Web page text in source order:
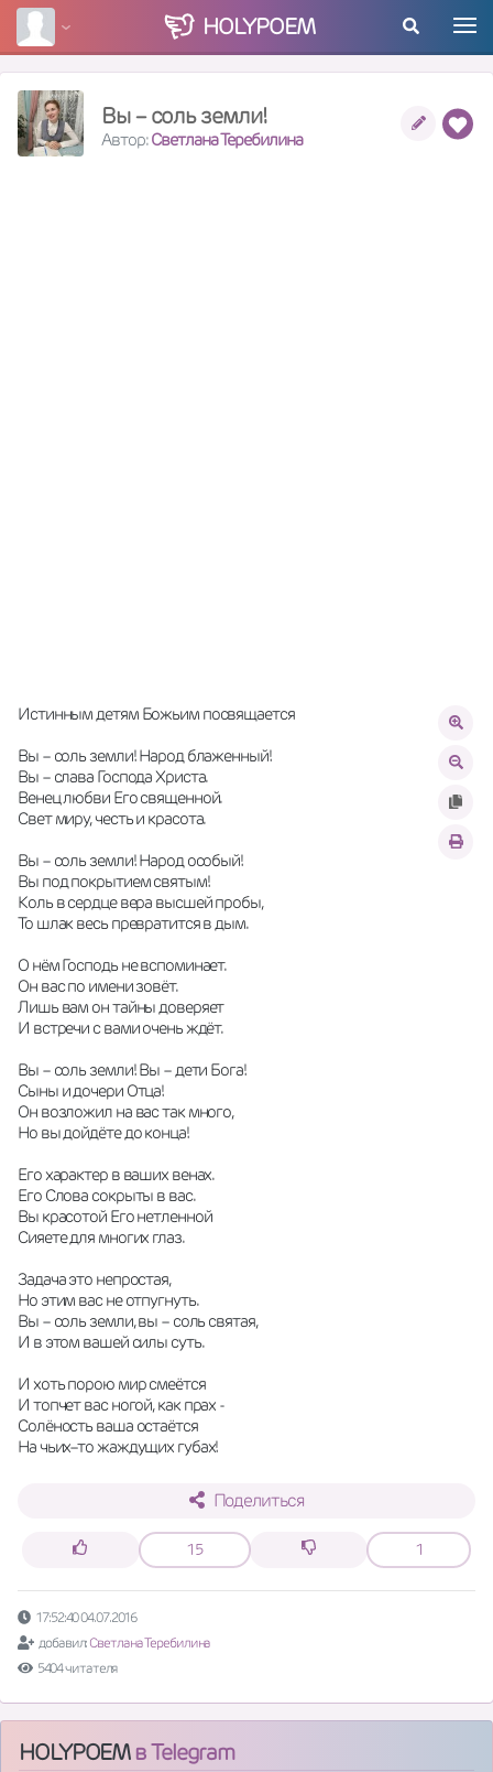
HOLYPOEM
Вы – соль земли!
Автор:Светлана Теребилина
Истинным детям Божьим посвящается
Вы – соль земли! Народ блаженный!
Вы – слава Господа Христа.
Венец любви Его священной.
Свет миру, честь и красота.
Вы – соль земли! Народ особый!
Вы под покрытием святым!
Коль в сердце вера высшей пробы,
То шлак весь превратится в дым.
О нём Господь не вспоминает.
Он вас по имени зовёт.
Лишь вам он тайны доверяет
И встречи с вами очень ждёт.
Вы – соль земли! Вы – дети Бога!
Сыны и дочери Отца!
Он возложил на вас так много,
Но вы дойдёте до конца!
Его характер в ваших венах.
Его Слова сокрыты в вас.
Вы красотой Его нетленной
Сияете для многих глаз.
Задача это непростая,
Но этим вас не отпугнуть.
Вы – соль земли, вы – соль святая,
И в этом вашей силы суть.
И хоть порою мир смеётся
И топчет вас ногой, как прах -
Солёность ваша остаётся
На чьих–то жаждущих губах!
Поделиться
15 1
17:52:40 04.07.2016
добавил: Светлана Теребилина
5404 читателя
HOLYPOEMв Telegram